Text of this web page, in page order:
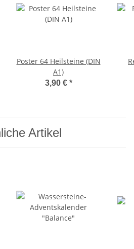
Poster 64 Heilsteine (DIN
A1)
3,90 € *
Artikel